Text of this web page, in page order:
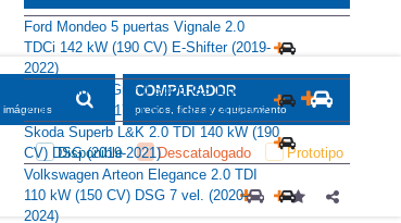
Alternativas
Ford Mondeo 5 puertas Vignale 2.0
TDCi 142 kW (190 CV) E-Shifter (2019-
Opel Insignia Grand Sport GS Line Plus
2.0D 120 kW (174 CV) AT8 (2020-2022)
Skoda Superb L&K 2.0 TDI 140 kW (190
CV) DSG (2019-2021)
Volkswagen Arteon Elegance 2.0 TDI
110 kW (150 CV) DSG 7 vel. (2020-